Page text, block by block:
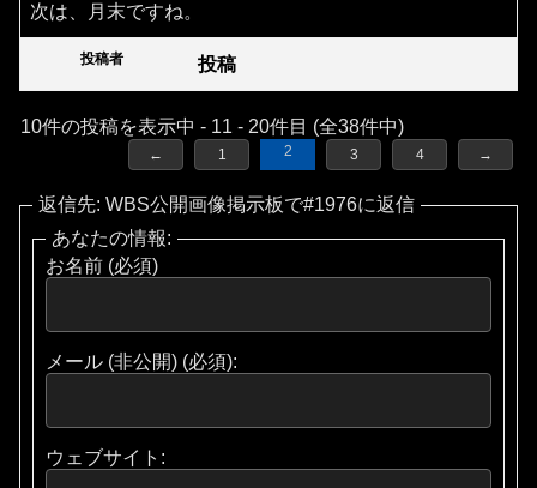
次は、月末ですね。
投稿者 投稿
10件の投稿を表示中 - 11 - 20件目 (全38件中)
← 1 2 3 4 →
返信先: WBS公開画像掲示板で#1976に返信
あなたの情報:
お名前 (必須)
メール (非公開) (必須):
ウェブサイト: